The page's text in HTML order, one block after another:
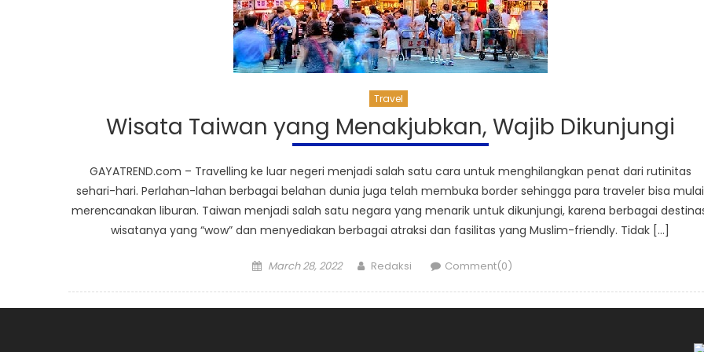
Travel
Wisata Taiwan yang Menakjubkan, Wajib Dikunjungi
GAYATREND.com – Travelling ke luar negeri menjadi salah satu cara untuk menghilangkan penat dari rutinitas
sehari-hari. Perlahan-lahan berbagai belahan dunia juga telah membuka border sehingga para traveler bisa mulai
merencanakan liburan. Taiwan menjadi salah satu negara yang menarik untuk dikunjungi, karena berbagai
wisatanya yang “wow” dan menyediakan berbagai atraksi dan fasilitas yang Muslim-friendly. Tidak […]
Posted
March 28, 2022 Author
Redaksi Comment(0)